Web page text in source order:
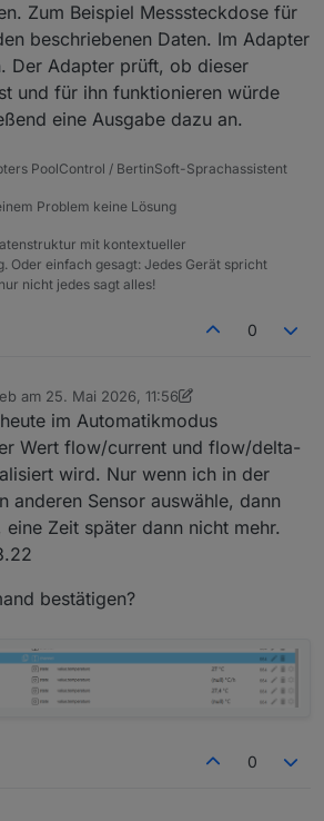
Zum Beispiel Messsteckdose für
beschriebenen Daten. Im Adapter
Der Adapter prüft, ob dieser
und für ihn funktionieren würde
eine Ausgabe dazu an.
PoolControl / BertinSoft-Sprachassistent
Problem keine Lösung
mit kontextueller
Oder einfach gesagt: Jedes Gerät spricht
nicht jedes sagt alles!
0
am 25. Mai 2026, 11:56
editiert von DennisMenger
im Automatikmodus
Wert flow/current und flow/delta-
wird. Nur wenn ich in der
anderen Sensor auswähle, dann
Zeit später dann nicht mehr.
bestätigen?
0